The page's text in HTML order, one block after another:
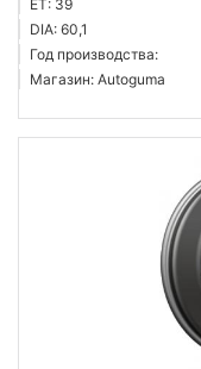
ET: 39
DIA: 60,1
Год производства:
Магазин: Autoguma